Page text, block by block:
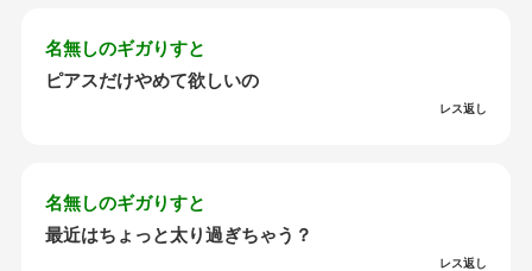
名無しのギガりすと
ピアスだけやめて欲しいの
レス返し
名無しのギガりすと
最近はちょっと太り過ぎちゃう？
レス返し